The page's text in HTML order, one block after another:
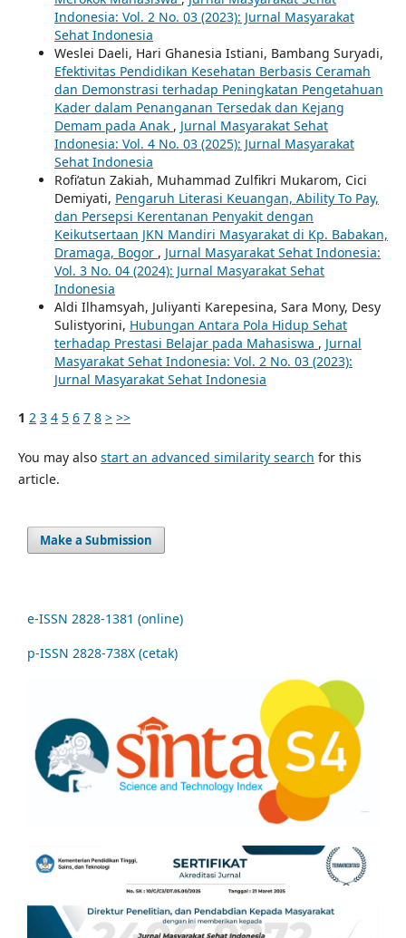
Indonesia: Vol. 2 No. 03 (2023): Jurnal Masyarakat
Sehat Indonesia
Weslei Daeli, Hari Ghanesia Istiani, Bambang Suryadi,
Efektivitas Pendidikan Kesehatan Berbasis Ceramah
dan Demonstrasi terhadap Peningkatan Pengetahuan
Kader dalam Penanganan Tersedak dan Kejang
Demam pada Anak , Jurnal Masyarakat Sehat
Indonesia: Vol. 4 No. 03 (2025): Jurnal Masyarakat
Sehat Indonesia
Rofi’atun Zakiah, Muhammad Zulfikri Mukarom, Cici
Demiyati, Pengaruh Literasi Keuangan, Ability To Pay,
dan Persepsi Kerentanan Penyakit dengan
Keikutsertaan JKN Mandiri Masyarakat di Kp. Babakan,
Dramaga, Bogor , Jurnal Masyarakat Sehat Indonesia:
Vol. 3 No. 04 (2024): Jurnal Masyarakat Sehat
Indonesia
Aldi Ilhamsyah, Juliyanti Karepesina, Sara Mony, Desy
Sulistyorini, Hubungan Antara Pola Hidup Sehat
terhadap Prestasi Belajar pada Mahasiswa , Jurnal
Masyarakat Sehat Indonesia: Vol. 2 No. 03 (2023):
Jurnal Masyarakat Sehat Indonesia
1 2 3 4 5 6 7 8 > >>
You may also start an advanced similarity search for this
article.
Make a Submission
e-ISSN 2828-1381 (online)
p-ISSN 2828-738X (cetak)